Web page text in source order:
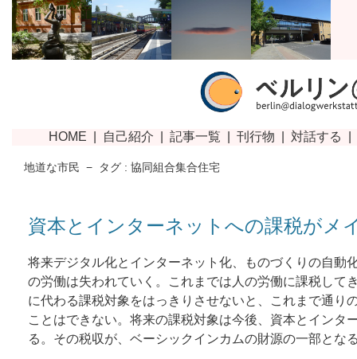
地道な市民 − タグ : 協同組合集合住宅
資本とインターネットへの課税がメ
将来デジタル化とインターネット化、ものづくりの自動
の労働は失われていく。これまでは人の労働に課税して
に代わる課税対象をはっきりさせないと、これまで通り
ことはできない。将来の課税対象は今後、資本とインタ
る。その税収が、ベーシックインカムの財源の一部とな